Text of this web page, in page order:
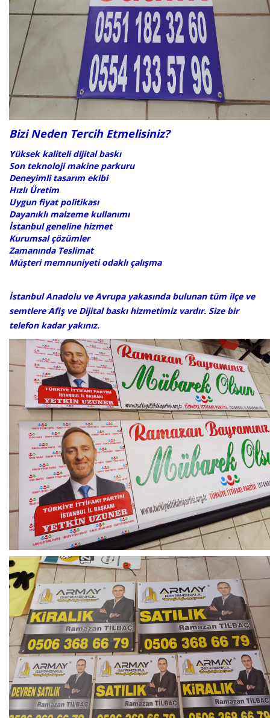
Bizi Neden Tercih Etmelisiniz?
Yüksek kaliteli dijital baskı
Son teknoloji makine parkuru
Deneyimli tasarım ekibi
Hızlı Üretim
Uygun fiyat politikası
Dayanıklı malzeme kullanımı
İstanbul geneline hizmet
Kurumsal çözümler
Zamanında Teslimat
Müşteri memnuniyeti odaklı çalışma
​​İstanbul Anadolu ve Avrupa yakasında bulunan tüm ilçe ve
semtlere Afiş ve Dijital baskı hizmetimiz vardır. Size bir
telefon kadar yakınız.